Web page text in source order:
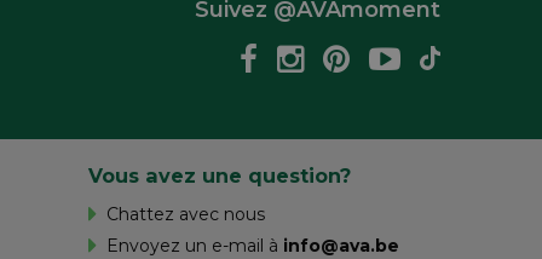
Suivez @AVAmoment
Vous avez une question?
Chattez avec nous
Envoyez un e-mail à info@ava.be